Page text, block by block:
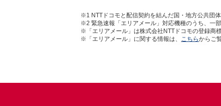
※1 NTTドコモと配信契約を結んだ国・地方公共団
※2 緊急速報「エリアメール」対応機種のうち、一
※「エリアメール」は株式会社NTTドコモの登録商
※「エリアメール」に関する情報は、
こちらからご